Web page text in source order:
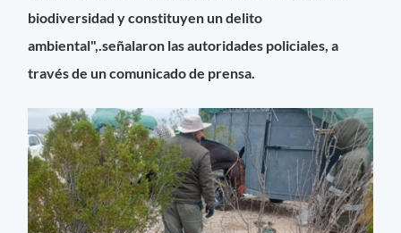
biodiversidad y constituyen un delito
ambiental",.señalaron las autoridades policiales, a
través de un comunicado de prensa.